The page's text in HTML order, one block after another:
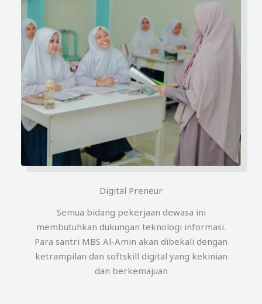
Digital Preneur
Semua bidang pekerjaan dewasa ini
membutuhkan dukungan teknologi informasi.
Para santri MBS Al-Amin akan dibekali dengan
ketrampilan dan softskill digital yang kekinian
dan berkemajuan